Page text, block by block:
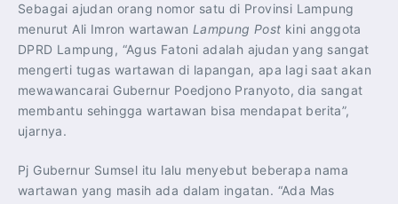
Sebagai ajudan orang nomor satu di Provinsi Lampung
menurut Ali Imron wartawan Lampung Post kini anggota
DPRD Lampung, “Agus Fatoni adalah ajudan yang sangat
mengerti tugas wartawan di lapangan, apa lagi saat akan
mewawancarai Gubernur Poedjono Pranyoto, dia sangat
membantu sehingga wartawan bisa mendapat berita”,
ujarnya.
Pj Gubernur Sumsel itu lalu menyebut beberapa nama
wartawan yang masih ada dalam ingatan. “Ada Mas